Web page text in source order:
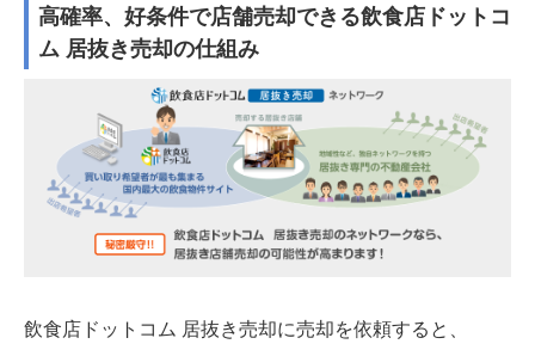
高確率、好条件で店舗売却できる飲食店ドットコ
ム 居抜き売却の仕組み
飲食店ドットコム 居抜き売却に売却を依頼すると、